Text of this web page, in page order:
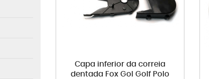
Capa inferior da correia
dentada Fox Gol Golf Polo